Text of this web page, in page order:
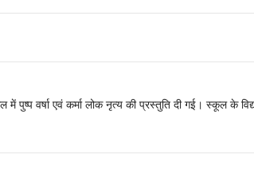
वर्षा एवं कर्मा लोक नृत्य की प्रस्तुति दी गई। स्कूल के